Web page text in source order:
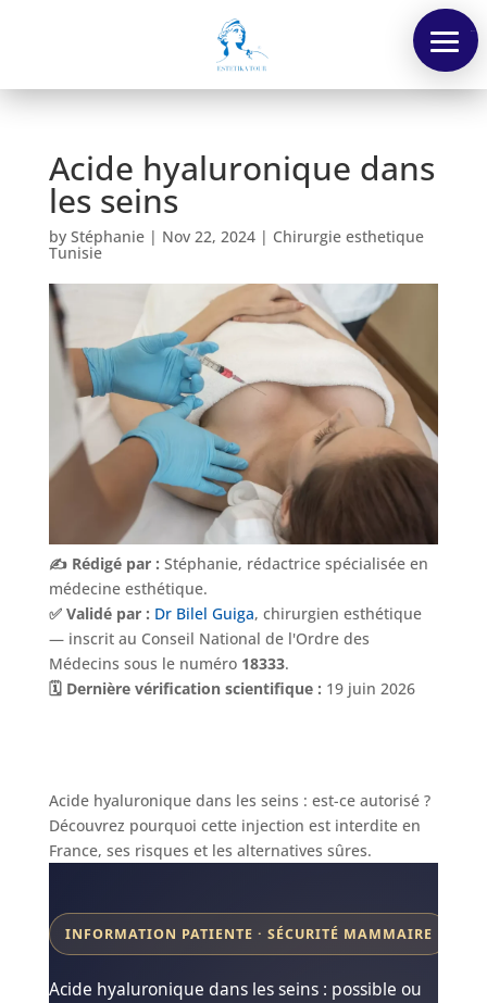
Acide hyaluronique dans
les seins
by Stéphanie| Nov 22, 2024| Chirurgie esthetique
Tunisie
✍️ Rédigé par : Stéphanie, rédactrice spécialisée en
médecine esthétique.
✅ Validé par : Dr Bilel Guiga, chirurgien esthétique
— inscrit au Conseil National de l'Ordre des
Médecins sous le numéro 18333.
🗓️ Dernière vérification scientifique : 19 juin 2026
Acide hyaluronique dans les seins : est-ce autorisé ?
Découvrez pourquoi cette injection est interdite en
France, ses risques et les alternatives sûres.
INFORMATION PATIENTE · SÉCURITÉ MAMMAIRE
Acide hyaluronique dans les seins : possible ou